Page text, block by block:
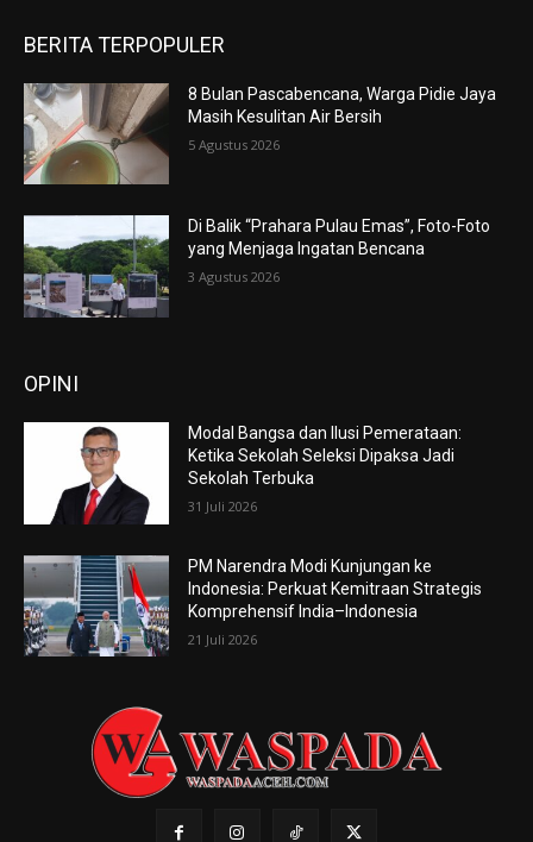
BERITA TERPOPULER
8 Bulan Pascabencana, Warga Pidie Jaya
Masih Kesulitan Air Bersih
5 Agustus 2026
Di Balik “Prahara Pulau Emas”, Foto-Foto
yang Menjaga Ingatan Bencana
3 Agustus 2026
OPINI
Modal Bangsa dan Ilusi Pemerataan:
Ketika Sekolah Seleksi Dipaksa Jadi
Sekolah Terbuka
31 Juli 2026
PM Narendra Modi Kunjungan ke
Indonesia: Perkuat Kemitraan Strategis
Komprehensif India–Indonesia
21 Juli 2026